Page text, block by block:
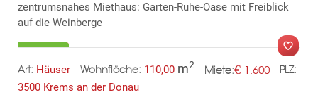
zentrumsnahes Miethaus: Garten-Ruhe-Oase mit Freiblick
auf die Weinberge
Art: Häuser Wohnfläche: 110,00 m2 Miete:€ 1.600 PLZ:
3500 Krems an der Donau